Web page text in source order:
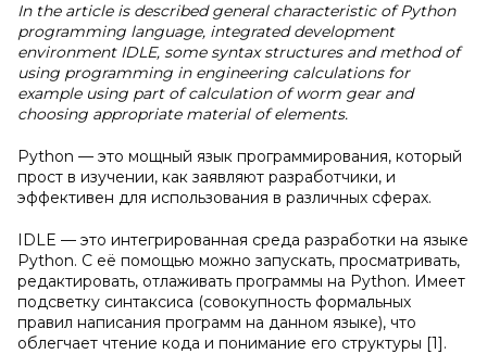
In the article is described general characteristic of Python
programming language, integrated development
environment IDLE, some syntax structures and method of
using programming in engineering calculations for
example using part of calculation of worm gear and
choosing appropriate material of elements.
Python — это мощный язык программирования, который
прост в изучении, как заявляют разработчики, и
эффективен для использования в различных сферах.
IDLE — это интегрированная среда разработки на языке
Python. С её помощью можно запускать, просматривать,
редактировать, отлаживать программы на Python. Имеет
подсветку синтаксиса (совокупность формальных
правил написания программ на данном языке), что
облегчает чтение кода и понимание его структуры [1].